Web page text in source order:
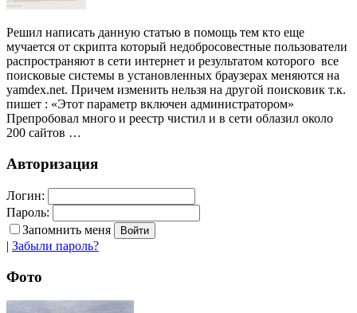
Решил написать данную статью в помощь тем кто еще
мучается от скрипта который недобросовестные пользователи
распространяют в сети интернет и результатом которого все
поисковые системы в установленных браузерах меняются на
yamdex.net. Причем изменить нельзя на другой поисковик т.к.
пишет : «Этот параметр включен администратором»
Препробовал много и реестр чистил и в сети облазил около
200 сайтов …
Авторизация
Логин:
Пароль:
Запомнить меня
| Забыли пароль?
Фото